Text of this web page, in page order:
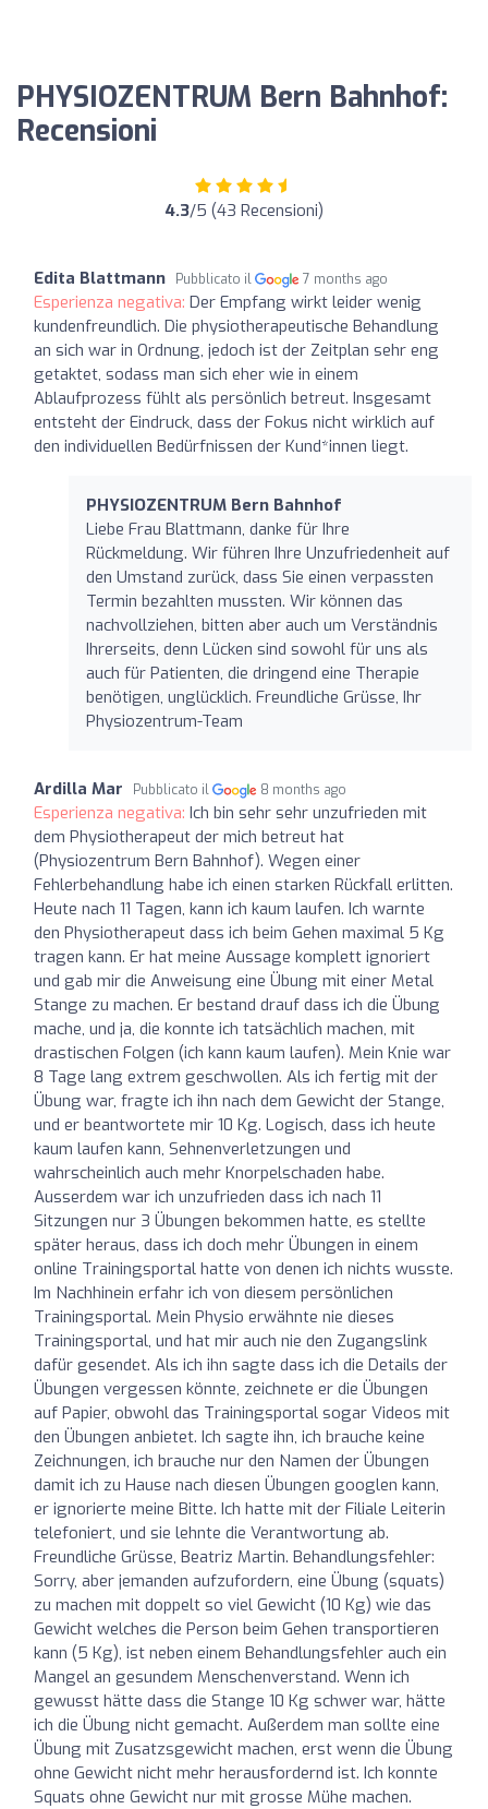
PHYSIOZENTRUM Bern Bahnhof:
Recensioni
4.3/5 (43 Recensioni)
Edita Blattmann Pubblicato il 7 months ago
Esperienza negativa: Der Empfang wirkt leider wenig
kundenfreundlich. Die physiotherapeutische Behandlung
an sich war in Ordnung, jedoch ist der Zeitplan sehr eng
getaktet, sodass man sich eher wie in einem
Ablaufprozess fühlt als persönlich betreut. Insgesamt
entsteht der Eindruck, dass der Fokus nicht wirklich auf
den individuellen Bedürfnissen der Kund*innen liegt.
PHYSIOZENTRUM Bern Bahnhof
Liebe Frau Blattmann, danke für Ihre
Rückmeldung. Wir führen Ihre Unzufriedenheit auf
den Umstand zurück, dass Sie einen verpassten
Termin bezahlten mussten. Wir können das
nachvollziehen, bitten aber auch um Verständnis
Ihrerseits, denn Lücken sind sowohl für uns als
auch für Patienten, die dringend eine Therapie
benötigen, unglücklich. Freundliche Grüsse, Ihr
Physiozentrum-Team
Ardilla Mar Pubblicato il 8 months ago
Esperienza negativa: Ich bin sehr sehr unzufrieden mit
dem Physiotherapeut der mich betreut hat
(Physiozentrum Bern Bahnhof). Wegen einer
Fehlerbehandlung habe ich einen starken Rückfall erlitten.
Heute nach 11 Tagen, kann ich kaum laufen. Ich warnte
den Physiotherapeut dass ich beim Gehen maximal 5 Kg
tragen kann. Er hat meine Aussage komplett ignoriert
und gab mir die Anweisung eine Übung mit einer Metal
Stange zu machen. Er bestand drauf dass ich die Übung
mache, und ja, die konnte ich tatsächlich machen, mit
drastischen Folgen (ich kann kaum laufen). Mein Knie war
8 Tage lang extrem geschwollen. Als ich fertig mit der
Übung war, fragte ich ihn nach dem Gewicht der Stange,
und er beantwortete mir 10 Kg. Logisch, dass ich heute
kaum laufen kann, Sehnenverletzungen und
wahrscheinlich auch mehr Knorpelschaden habe.
Ausserdem war ich unzufrieden dass ich nach 11
Sitzungen nur 3 Übungen bekommen hatte, es stellte
später heraus, dass ich doch mehr Übungen in einem
online Trainingsportal hatte von denen ich nichts wusste.
Im Nachhinein erfahr ich von diesem persönlichen
Trainingsportal. Mein Physio erwähnte nie dieses
Trainingsportal, und hat mir auch nie den Zugangslink
dafür gesendet. Als ich ihn sagte dass ich die Details der
Übungen vergessen könnte, zeichnete er die Übungen
auf Papier, obwohl das Trainingsportal sogar Videos mit
den Übungen anbietet. Ich sagte ihn, ich brauche keine
Zeichnungen, ich brauche nur den Namen der Übungen
damit ich zu Hause nach diesen Übungen googlen kann,
er ignorierte meine Bitte. Ich hatte mit der Filiale Leiterin
telefoniert, und sie lehnte die Verantwortung ab.
Freundliche Grüsse, Beatriz Martin. Behandlungsfehler:
Sorry, aber jemanden aufzufordern, eine Übung (squats)
zu machen mit doppelt so viel Gewicht (10 Kg) wie das
Gewicht welches die Person beim Gehen transportieren
kann (5 Kg), ist neben einem Behandlungsfehler auch ein
Mangel an gesundem Menschenverstand. Wenn ich
gewusst hätte dass die Stange 10 Kg schwer war, hätte
ich die Übung nicht gemacht. Außerdem man sollte eine
Übung mit Zusatzsgewicht machen, erst wenn die Übung
ohne Gewicht nicht mehr herausfordernd ist. Ich konnte
Squats ohne Gewicht nur mit grosse Mühe machen.